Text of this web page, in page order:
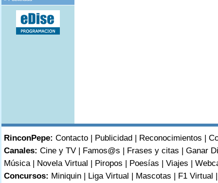
RinconPepe: Contacto| Publicidad| Reconocimientos |
Canales: Cine y TV| Famos@s | Frases y citas | Ganar
Música| Novela Virtual | Piropos | Poesías | Viajes |
Concursos: Miniquin| Liga Virtual | Mascotas | F1 Virtual